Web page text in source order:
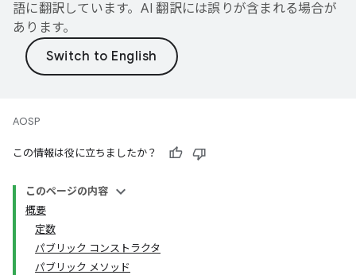
語に翻訳しています。AI 翻訳には誤りが含まれる場合が
あります。
AOSP
この情報は役に立ちましたか？
このページの内容
概要
定数
パブリック コンストラクタ
パブリック メソッド